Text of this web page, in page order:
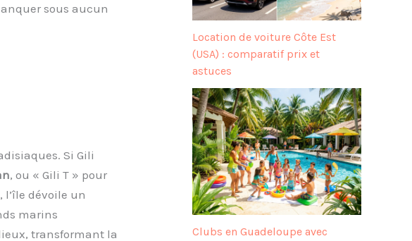
sous aucun
Si Gili
, ou « Gili T » pour
dévoile un
marins
transformant la
Location de voiture Côte Est
(USA) : comparatif prix et
astuces
Clubs en Guadeloupe avec